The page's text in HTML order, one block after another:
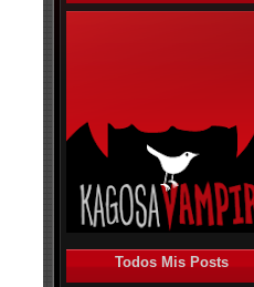
Todos Mis Posts